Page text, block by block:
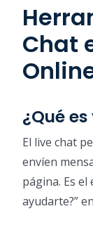
Chat
¿Qué
El live chat
envíen
página. Es el
ayudarte?”